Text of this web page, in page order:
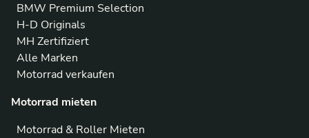
BMW Premium Selection
H-D Originals
MH Zertifiziert
Alle Marken
Motorrad verkaufen
Motorrad mieten
Motorrad & Roller Mieten